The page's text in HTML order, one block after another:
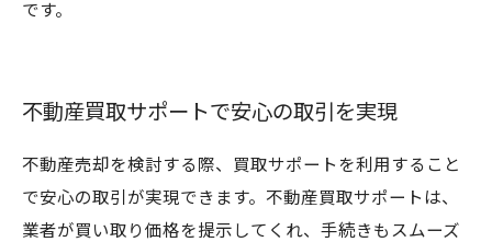
です。
不動産買取サポートで安心の取引を実現
不動産売却を検討する際、買取サポートを利用すること
で安心の取引が実現できます。不動産買取サポートは、
業者が買い取り価格を提示してくれ、手続きもスムーズ